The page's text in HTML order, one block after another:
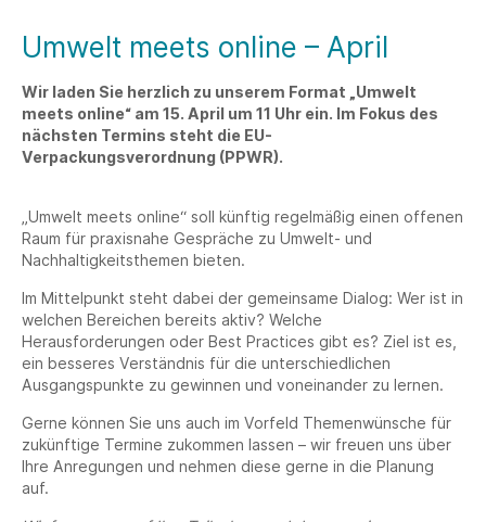
Umwelt meets online – April
Wir laden Sie herzlich zu unserem Format „Umwelt
meets online“ am 15. April um 11 Uhr ein. Im Fokus des
nächsten Termins steht die EU-
Verpackungsverordnung (PPWR).
„Umwelt meets online“ soll künftig regelmäßig einen offenen
Raum für praxisnahe Gespräche zu Umwelt- und
Nachhaltigkeitsthemen bieten.
Im Mittelpunkt steht dabei der gemeinsame Dialog: Wer ist in
welchen Bereichen bereits aktiv? Welche
Herausforderungen oder Best Practices gibt es? Ziel ist es,
ein besseres Verständnis für die unterschiedlichen
Ausgangspunkte zu gewinnen und voneinander zu lernen.
Gerne können Sie uns auch im Vorfeld Themenwünsche für
zukünftige Termine zukommen lassen – wir freuen uns über
Ihre Anregungen und nehmen diese gerne in die Planung
auf.